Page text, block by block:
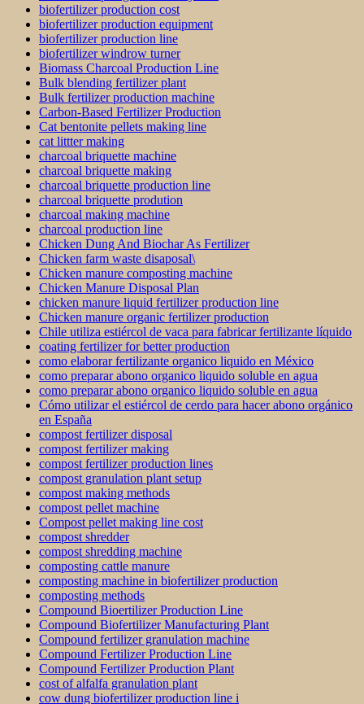
biofertilizer production cost
biofertilizer production equipment
biofertilizer production line
biofertilizer windrow turner
Biomass Charcoal Production Line
Bulk blending fertilizer plant
Bulk fertilizer production machine
Carbon-Based Fertilizer Production
Cat bentonite pellets making line
cat littter making
charcoal briquette machine
charcoal briquette making
charcoal briquette production line
charcoal briquette prodution
charcoal making machine
charcoal production line
Chicken Dung And Biochar As Fertilizer
Chicken farm waste disaposal\
Chicken manure composting machine
Chicken Manure Disposal Plan
chicken manure liquid fertilizer production line
Chicken manure organic fertilizer production
Chile utiliza estiércol de vaca para fabricar fertilizante líquido
coating fertilizer for better production
como elaborar fertilizante organico liquido en México
como preparar abono organico liquido soluble en agua
como preparar abono organico liquido soluble en agua
Cómo utilizar el estiércol de cerdo para hacer abono orgánico
en España
compost fertilizer disposal
compost fertilizer making
compost fertilizer production lines
compost granulation plant setup
compost making methods
compost pellet machine
Compost pellet making line cost
compost shredder
compost shredding machine
composting cattle manure
composting machine in biofertilizer production
composting methods
Compound Bioertilizer Production Line
Compound Biofertilizer Manufacturing Plant
Compound fertilizer granulation machine
Compound Fertilizer Production Line
Compound Fertilizer Production Plant
cost of alfalfa granulation plant
cow dung biofertilizer production line i